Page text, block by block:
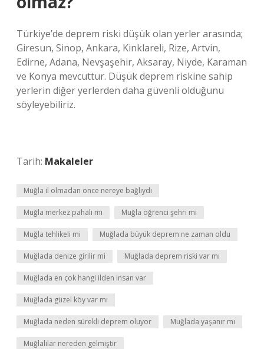
Türkiye’de deprem riski düşük olan yerler arasında;
Giresun, Sinop, Ankara, Kinklareli, Rize, Artvin,
Edirne, Adana, Nevşaşehir, Aksaray, Niyde, Karaman
ve Konya mevcuttur. Düşük deprem riskine sahip
yerlerin diğer yerlerden daha güvenli olduğunu
söyleyebiliriz.
Tarih: Makaleler
Muğla il olmadan önce nereye bağlıydı
Muğla merkez pahalı mı Muğla öğrenci şehri mi
Muğla tehlikeli mi Muğlada büyük deprem ne zaman oldu
Muğlada denize girilir mi Muğlada deprem riski var mı
Muğlada en çok hangi ilden insan var
Muğlada güzel köy var mı
Muğlada neden sürekli deprem oluyor Muğlada yaşanır mı
Muğlalılar nereden gelmiştir